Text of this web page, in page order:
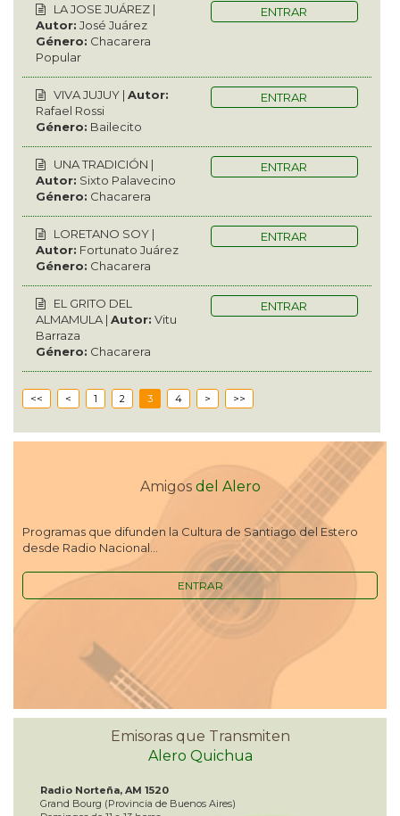
LA JOSE JUÁREZ |
Autor: José Juárez
Género: Chacarera
Popular
ENTRAR
VIVA JUJUY | Autor:
Rafael Rossi
Género: Bailecito
ENTRAR
UNA TRADICIÓN |
Autor: Sixto Palavecino
Género: Chacarera
ENTRAR
LORETANO SOY |
Autor: Fortunato Juárez
Género: Chacarera
ENTRAR
EL GRITO DEL
ALMAMULA | Autor: Vitu
Barraza
Género: Chacarera
ENTRAR
<< < 1 2 3 4 > >>
Amigos del Alero
Programas que difunden la Cultura de Santiago del Estero
desde Radio Nacional...
ENTRAR
Emisoras que Transmiten
Alero Quichua
Radio Norteña, AM 1520
Grand Bourg (Provincia de Buenos Aires)